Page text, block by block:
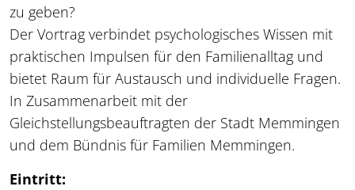
zu geben?
Der Vortrag verbindet psychologisches Wissen mit
praktischen Impulsen für den Familienalltag und
bietet Raum für Austausch und individuelle Fragen.
In Zusammenarbeit mit der
Gleichstellungsbeauftragten der Stadt Memmingen
und dem Bündnis für Familien Memmingen.
Eintritt: